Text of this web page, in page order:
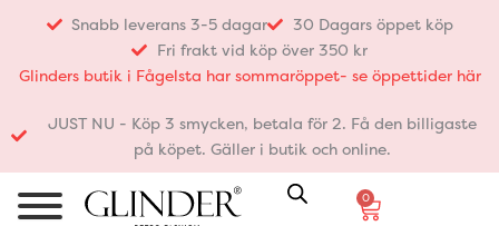
innehåll
Snabb leverans 3-5 dagar
30 Dagars öppet köp
Fri frakt vid köp över 350 kr
Glinders butik i Fågelsta har sommaröppet- se öppettider här
JUST NU - Köp 3 smycken, betala för 2. Få den billigaste
på köpet. Gäller i butik och online.
0
Varukorg